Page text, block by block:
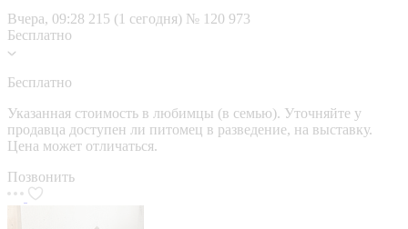
Вчера, 09:28 215 (1 сегодня) № 120 973
Бесплатно
Бесплатно
Указанная стоимость в любимцы (в семью). Уточняйте у
продавца доступен ли питомец в разведение, на выставку.
Цена может отличаться.
Позвонить